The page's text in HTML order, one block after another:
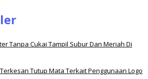
Tanpa Cukai Tampil Subur Dan Meriah Di
Tutup Mata Terkait Penggunaan Logo